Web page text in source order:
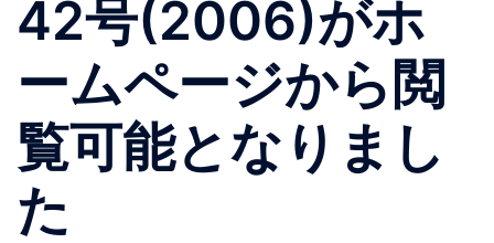
42号(2006)がホ
ームページから閲
覧可能となりまし
た